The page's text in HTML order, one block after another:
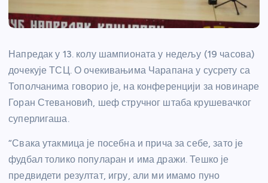
Напредак у 13. колу шампионата у недељу (19 часова)
дочекује ТСЦ. О очекивањима Чарапана у сусрету са
Тополчанима говорио је, на конференцији за новинаре
Горан Стевановић, шеф стручног штаба крушевачког
суперлигаша.
“Свака утакмица је посебна и прича за себе, зато је
фудбал толико популаран и има дражи. Тешко је
предвидети резултат, игру, али ми имамо пуно